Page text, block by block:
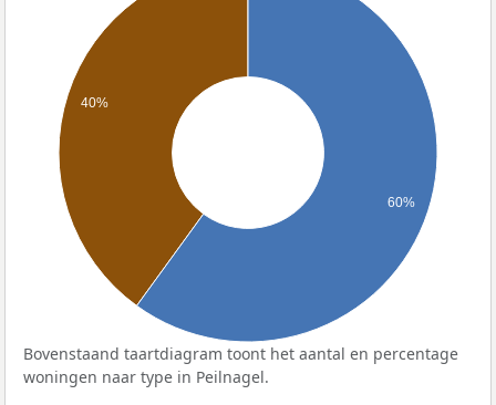
40%
60%
Bovenstaand taartdiagram toont het aantal en percentage
woningen naar type in Peilnagel.